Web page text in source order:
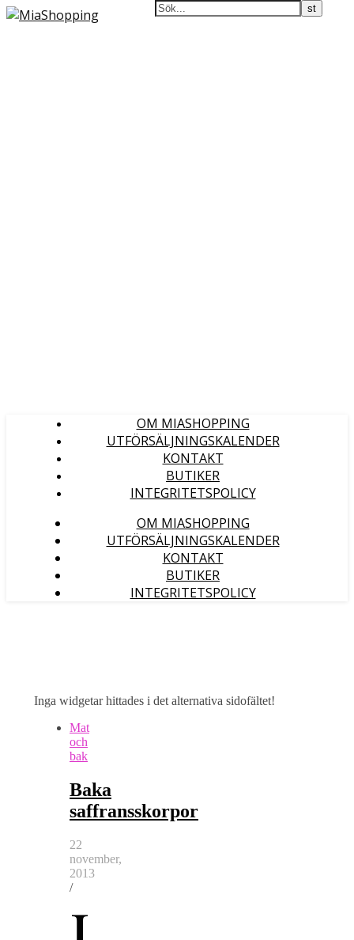
OM MIASHOPPING
UTFÖRSÄLJNINGSKALENDER
KONTAKT
BUTIKER
INTEGRITETSPOLICY
OM MIASHOPPING
UTFÖRSÄLJNINGSKALENDER
KONTAKT
BUTIKER
INTEGRITETSPOLICY
Inga widgetar hittades i det alternativa sidofältet!
Mat
och
bak
Baka
saffransskorpor
22
november,
2013
/